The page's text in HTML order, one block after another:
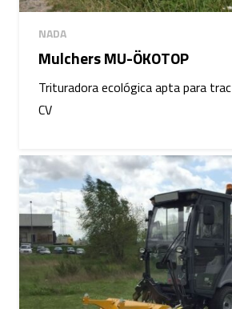
NADA
Mulchers MU-ÖKOTOP
Trituradora ecológica apta para
CV